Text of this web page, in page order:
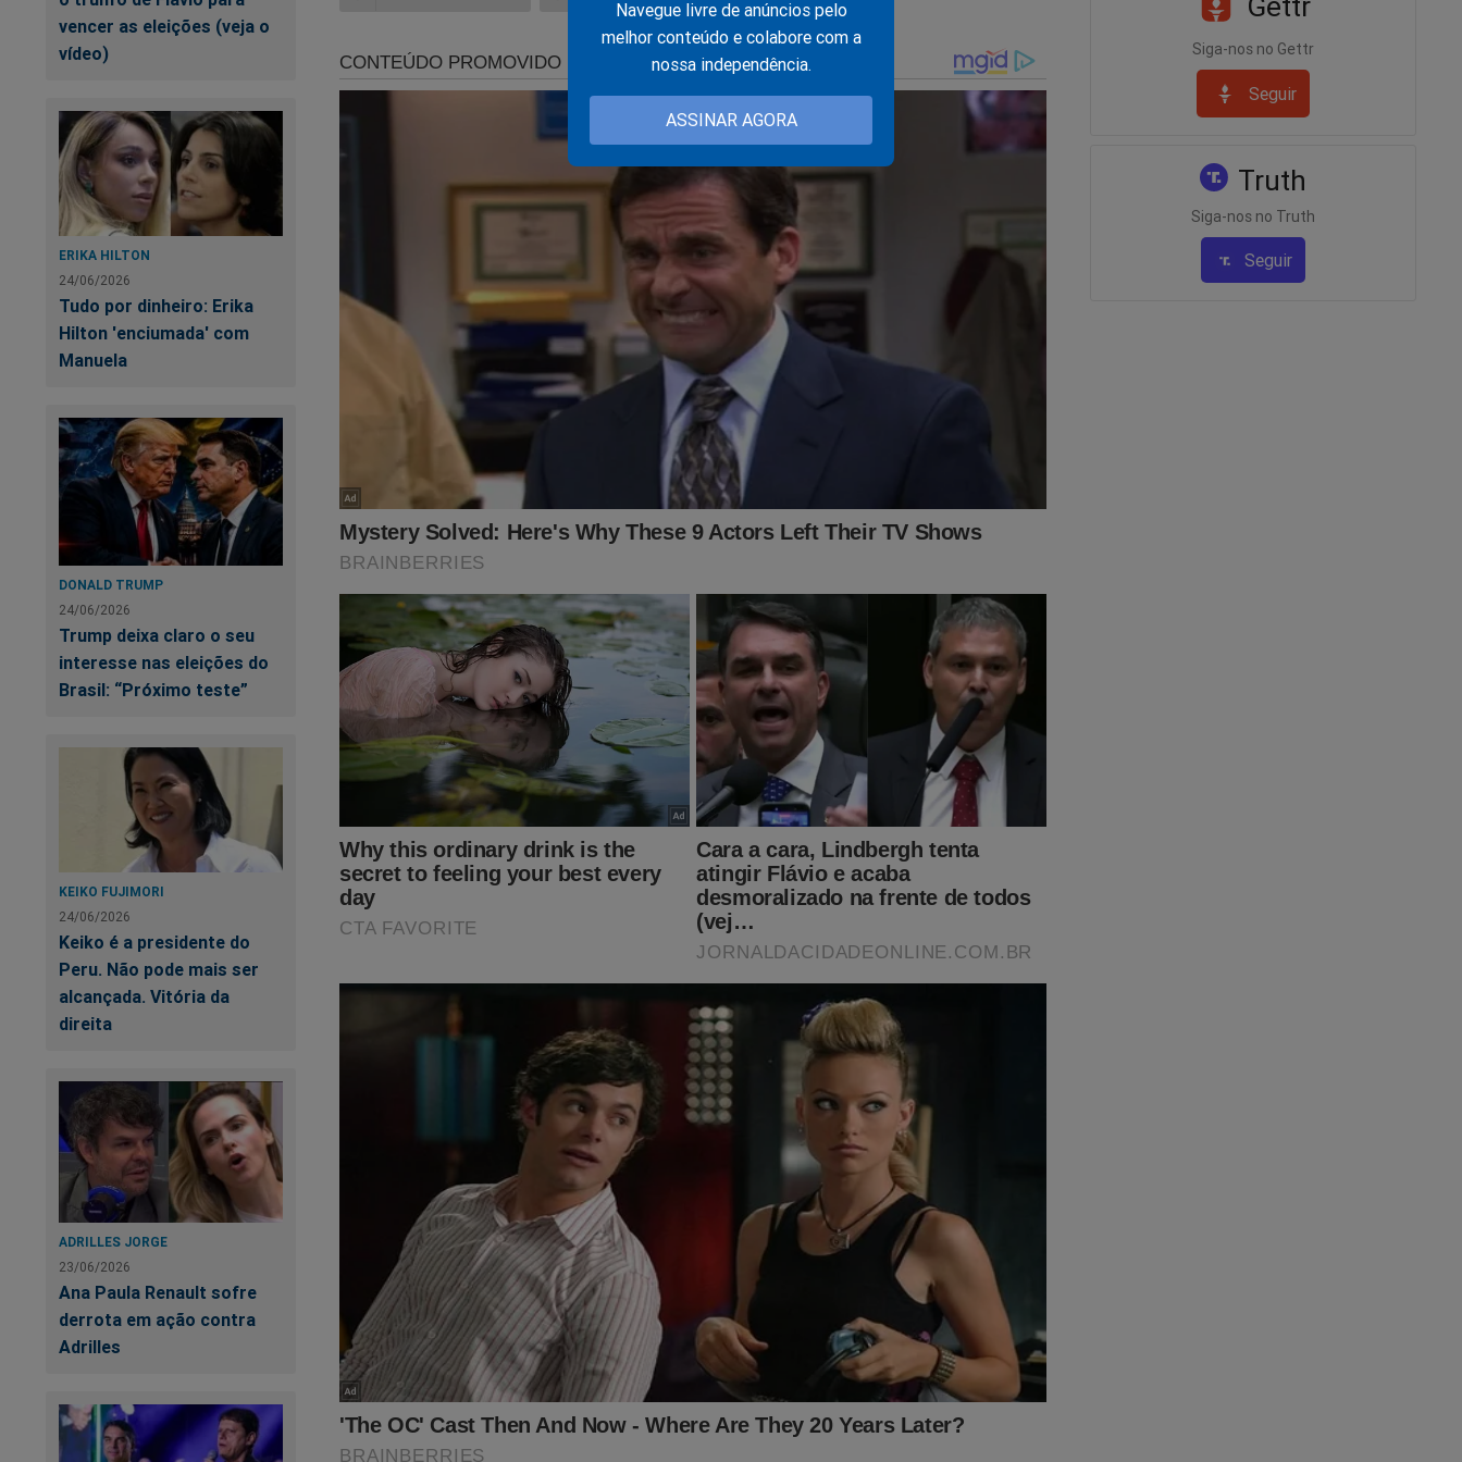
Navegue livre de anúncios pelo
melhor conteúdo e colabore com a
nossa independência.
ASSINAR AGORA
vencer as eleições (veja o
vídeo)
ERIKA HILTON
24/06/2026
Tudo por dinheiro: Erika
Hilton 'enciumada' com
Manuela
DONALD TRUMP
24/06/2026
Trump deixa claro o seu
interesse nas eleições do
Brasil: “Próximo teste”
KEIKO FUJIMORI
24/06/2026
Keiko é a presidente do
Peru. Não pode mais ser
alcançada. Vitória da
direita
ADRILLES JORGE
23/06/2026
Ana Paula Renault sofre
derrota em ação contra
Adrilles
, precisamos da ajuda do nosso leitor.
Agora você pode assinar o Jornal da Cidade Online através de boleto bancário,
Por apenas R$ 9,99 mensais, você não terá nenhuma publicidade durante a sua navegação e
terá acesso a todo o conteúdo da Revista A Verdade.
É simples. É fácil. É rápido... Só depende de você! Faça agora a sua assinatura:
https://assinante.jornaldacidadeonline.com.br/apresentacao
Fonte: CNN
Siga-nos no Gettr
Seguir
Truth
Siga-nos no Truth
Seguir